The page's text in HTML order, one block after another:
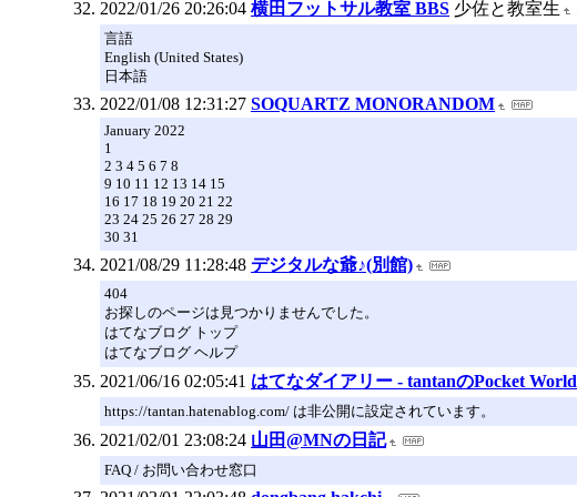
2022/01/26 20:26:04 横田フットサル教室 BBS 少佐と教室生
言語
English (United States)
日本語
2022/01/08 12:31:27 SOQUARTZ MONORANDOM
January 2022
1
2 3 4 5 6 7 8
9 10 11 12 13 14 15
16 17 18 19 20 21 22
23 24 25 26 27 28 29
30 31
2021/08/29 11:28:48 デジタルな爺♪(別館)
404
お探しのページは見つかりませんでした。
はてなブログ トップ
はてなブログ ヘルプ
2021/06/16 02:05:41 はてなダイアリー - tantanのPocket World
https://tantan.hatenablog.com/ は非公開に設定されています。
2021/02/01 23:08:24 山田@MNの日記
FAQ / お問い合わせ窓口